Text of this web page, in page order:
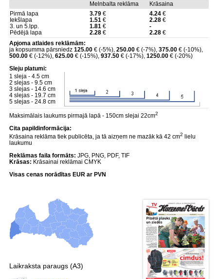
Melnbalta reklāma
Krāsaina
Pirmā lapa
3.79€ 4.24€
Iekšlapa
1.51€ 2.28€
3. un 5.lpp.
1.81€
-
Pēdējā lapa
2.28€ 2.28€
Apjoma atlaides reklāmām:
ja kopsumma pārsniedz 125.00€ (-5%), 250.00€ (-7%), 375.00€ (-10%),
500.00€ (-12%), 625.00€ (-15%), 937.50€ (-17%), 1250.00€ (-20%)
Sleju platumi:
1 sleja - 4.5 cm
2 slejas - 9.5 cm
3 slejas - 14.6 cm
4 slejas - 19.7 cm
5 slejas - 24.8 cm
Maksimālais laukums pirmajā lapā - 150cm slejai 22cm2
Cita papildinformācija:
Krāsaina reklāma tiek publicēta, ja tā aizņem ne mazāk kā 42 cm2
lielu
laukumu
Reklāmas faila formāts: JPG, PNG, PDF, TIF
Krāsas: Krāsainai reklāmai CMYK
Visas cenas norādītas EUR ar PVN
Laikraksta paraugs (A3)